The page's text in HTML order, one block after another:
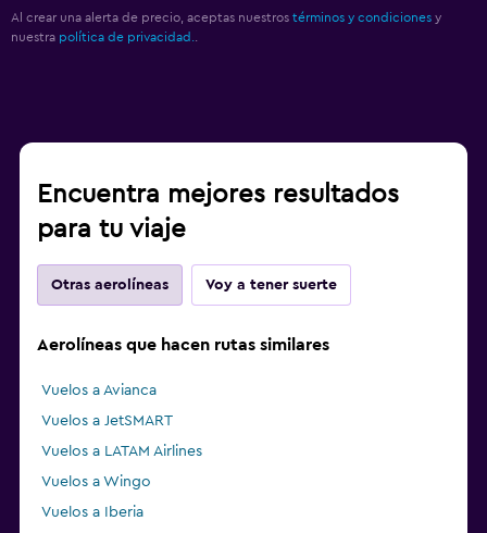
Al crear una alerta de precio, aceptas nuestros términos y condiciones y
nuestra política de privacidad.
Encuentra mejores resultados
para tu viaje
Otras aerolíneas Voy a tener suerte
Aerolíneas que hacen rutas similares
Vuelos a Avianca
Vuelos a JetSMART
Vuelos a LATAM Airlines
Vuelos a Wingo
Vuelos a Iberia